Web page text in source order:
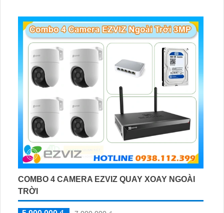
dài.
COMBO 4 CAMERA EZVIZ QUAY XOAY NGOÀI
TRỜI